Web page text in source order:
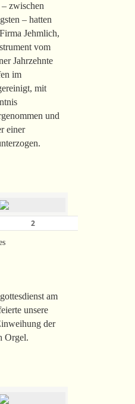
zwischen
– hatten
Jehmlich,
vom
Jahrzehnte
im
mit
und
einer
am
unsere
der
Orgel.